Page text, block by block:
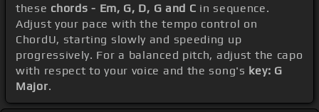
these chords - Em, G, D, G and C in sequence.
Adjust your pace with the tempo control on
ChordU, starting slowly and speeding up
progressively. For a balanced pitch, adjust the capo
with respect to your voice and the song's key: G
Major.